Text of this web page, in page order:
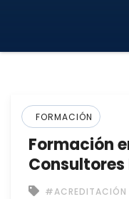
FORMACIÓN
Formación
Consultores
#ACREDITACIÓN